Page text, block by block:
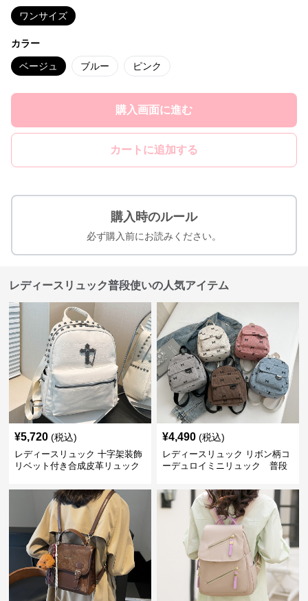
ワンサイズ
カラー
ベージュ ブルー ピンク
購入画面に進む
カートに追加する
購入時のルール
必ず購入前にお読みください。
レディースリュック普段使いの人気アイテム
¥5,720 (税込)
レディースリュック 十字架装飾
リベット付き合成皮革リュック
¥4,490 (税込)
レディースリュック リボン柄コ
ーデュロイミニリュック 普段